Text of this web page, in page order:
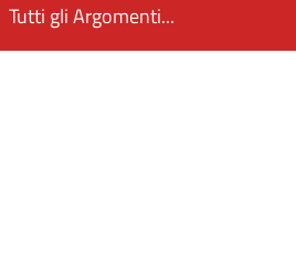
Tutti gli Argomenti...